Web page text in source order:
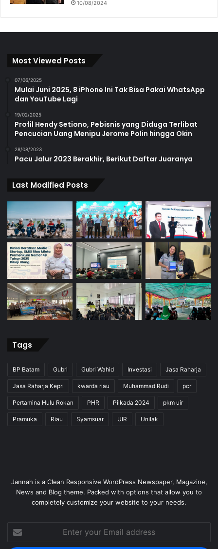
10/08/2024
Most Viewed Posts
07/06/2025
Mulai Juni 2025, 8 iPhone Ini Tak Bisa Pakai WhatsApp
dan YouTube Lagi
19/02/2025
Profil Hendy Setiono, Pebisnis yang Diduga Terlibat
Pencucian Uang Menipu Jerome Polin hingga Okin
28/08/2023
Pacu Jalur 2023 Berakhir, Berikut Daftar Juaranya
Last Modified Posts
Tags
BP Batam Gubri Gubri Wahid Investasi Jasa Raharja
Jasa Raharja Kepri kwarda riau Muhammad Rudi pcr
Pertamina Hulu Rokan PHR Pilkada 2024 pkm uir
Pramuka Riau Syamsuar UIR Unilak
Jannah is a Clean Responsive WordPress Newspaper, Magazine,
News and Blog theme. Packed with options that allow you to
completely customize your website to your needs.
your
Email